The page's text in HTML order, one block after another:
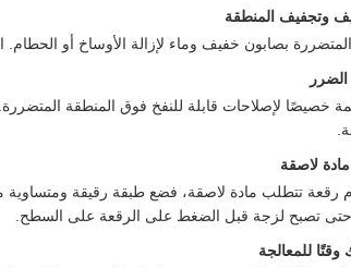
بصابون خفيف وماء لإزالة الأوساخ أو الحطام.
لإصلاحات قابلة للنفخ فوق المنطقة
رقعة تتطلب مادة لاصقة، فضع طبقة رقيقة ومتساوية
حتى تصبح لزجة قبل الضغط على الرقعة على السطح.